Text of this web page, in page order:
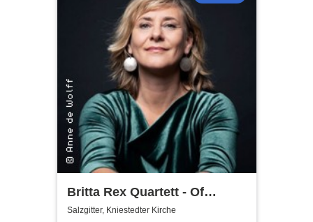
Britta Rex Quartett - Of
Witches, Queens & Heroines
Salzgitter, Kniestedter Kirche